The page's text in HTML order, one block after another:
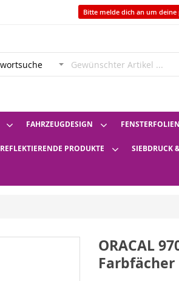
Bitte melde dich an um deine
FAHRZEUGDESIGN FENSTERFOLIEN
REFLEKTIERENDE PRODUKTE SIEBDRUCK
ORACAL
Farbfächer